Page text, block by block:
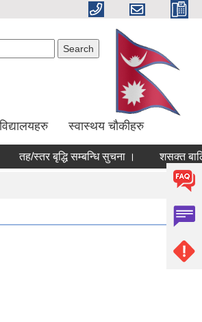
विद्यालयहरु स्वास्थय चौकीहरु
तह/स्तर बृद्धि सम्बन्धि सुचना । शसक्त